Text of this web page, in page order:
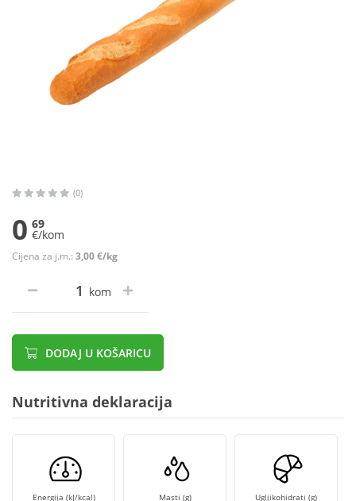
(0)
0 69
€/kom
Cijena za j.m.: 3,00 €/kg
kom
DODAJ U KOŠARICU
Nutritivna deklaracija
Energija (kJ/kcal) Masti (g) Ugljikohidrati (g)